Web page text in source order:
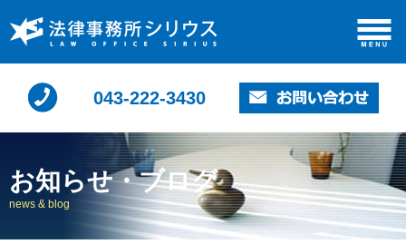
043-222-3430
お知らせ・ブログ
news & blog